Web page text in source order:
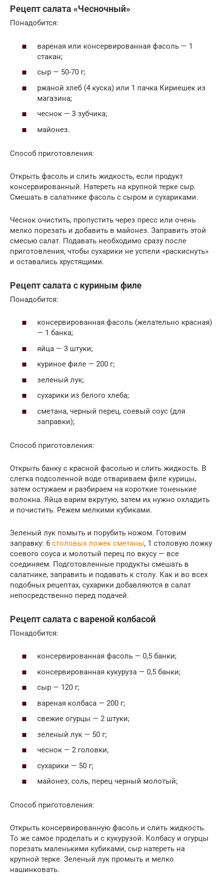
Рецепт салата «Чесночный»
Понадобится:
вареная или консервированная фасоль — 1
стакан;
сыр — 50-70 г;
ржаной хлеб (4 куска) или 1 пачка Кириешек из
магазина;
чеснок — 3 зубчика;
майонез.
Способ приготовления:
Открыть фасоль и слить жидкость, если продукт
консервированный. Натереть на крупной терке сыр.
Смешать в салатнике фасоль с сыром и сухариками.
Чеснок очистить, пропустить через пресс или очень
мелко порезать и добавить в майонез. Заправить этой
смесью салат. Подавать необходимо сразу после
приготовления, чтобы сухарики не успели «раскиснуть»
и оставались хрустящими.
Рецепт салата с куриным филе
Понадобится:
консервированная фасоль (желательно красная)
— 1 банка;
яйца — 3 штуки;
куриное филе — 200 г;
зеленый лук;
сухарики из белого хлеба;
сметана, черный перец, соевый соус (для
заправки);
Способ приготовления:
Открыть банку с красной фасолью и слить жидкость. В
слегка подсоленной воде отвариваем филе курицы,
затем остужаем и разбираем на короткие тоненькие
волокна. Яйца варим вкрутую, затем их нужно охладить
и почистить. Режем мелкими кубиками.
Зеленый лук помыть и порубить ножом. Готовим
заправку: 6 столовых ложек сметаны, 1 столовую ложку
соевого соуса и молотый перец по вкусу — все
соединяем. Подготовленные продукты смешать в
салатнике, заправить и подавать к столу. Как и во всех
подобных рецептах, сухарики добавляются в салат
непосредственно перед подачей.
Рецепт салата с вареной колбасой
Понадобится:
консервированная фасоль — 0,5 банки;
консервированная кукуруза — 0,5 банки;
сыр — 120 г;
вареная колбаса — 200 г;
свежие огурцы — 2 штуки;
зеленый лук — 50 г;
чеснок — 2 головки;
сухарики — 50 г;
майонез, соль, перец черный молотый;
Способ приготовления:
Открыть консервированную фасоль и слить жидкость.
То же самое проделать и с кукурузой. Колбасу и огурцы
порезать маленькими кубиками, сыр натереть на
крупной терке. Зеленый лук промыть и мелко
нашинковать.